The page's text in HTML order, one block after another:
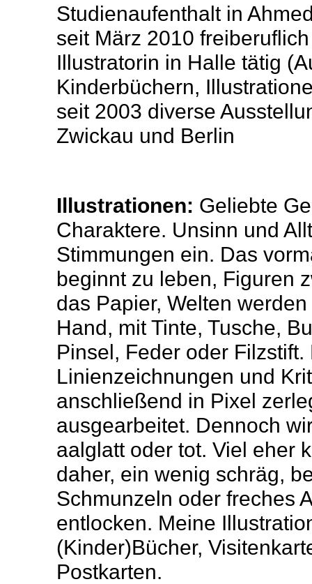
Studienaufenthalt in
seit März 2010
Illustratorin in Halle tätig
Kinderbüchern,
seit 2003 diverse
Zwickau und Berlin
Illustrationen: Geliebte
Charaktere. Unsinn und
Stimmungen ein. Das
beginnt zu leben, Figuren
das Papier, Welten
Hand, mit Tinte, Tusche,
Pinsel, Feder oder Filzstift.
Linienzeichnungen und
anschließend in Pixel
ausgearbeitet. Dennoch
aalglatt oder tot. Viel eher
daher, ein wenig schräg,
Schmunzeln oder freches
entlocken. Meine
(Kinder)Bücher,
Postkarten.